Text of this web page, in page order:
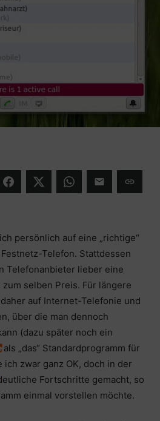
persönlich auf eine „richtige“
Telefon. Stattdessen
Telefonanbieter lieber eine
selben Preis. Für längere
auf Internet-Telefonie und
über die man dennoch
(dazu später noch ein
als „das“ Standardprogramm für
ich zwar ganz OK, doch in der
Fortschritte gemacht, so
einmal vorstellen möchte.